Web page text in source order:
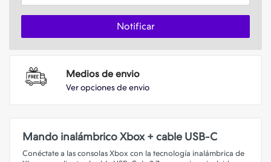
Notificar
Medios de envio
Ver opciones de envio
Mando inalámbrico Xbox + cable USB-C
Conéctate a las consolas Xbox con la tecnología inalámbrica de